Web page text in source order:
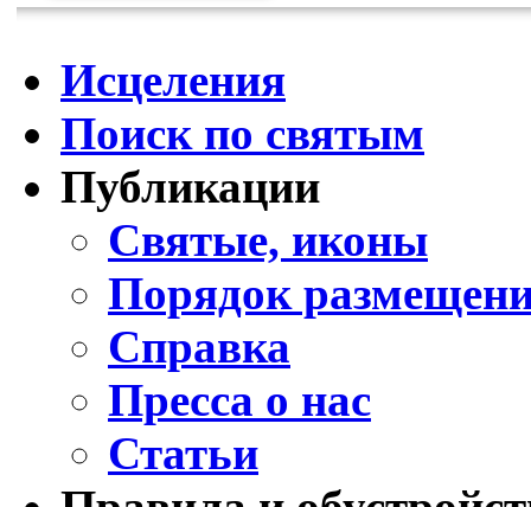
Исцеления
Поиск по святым
Публикации
Святые, иконы
Порядок
Справка
Пресса о нас
Статьи